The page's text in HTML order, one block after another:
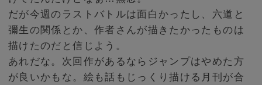
だが今週のラストバトルは面白かったし、六道と
彌生の関係とか、作者さんが描きたかったものは
描けたのだと信じよう。
あれだな。次回作があるならジャンプはやめた方
が良いかもな。絵も話もじっくり描ける月刊が合